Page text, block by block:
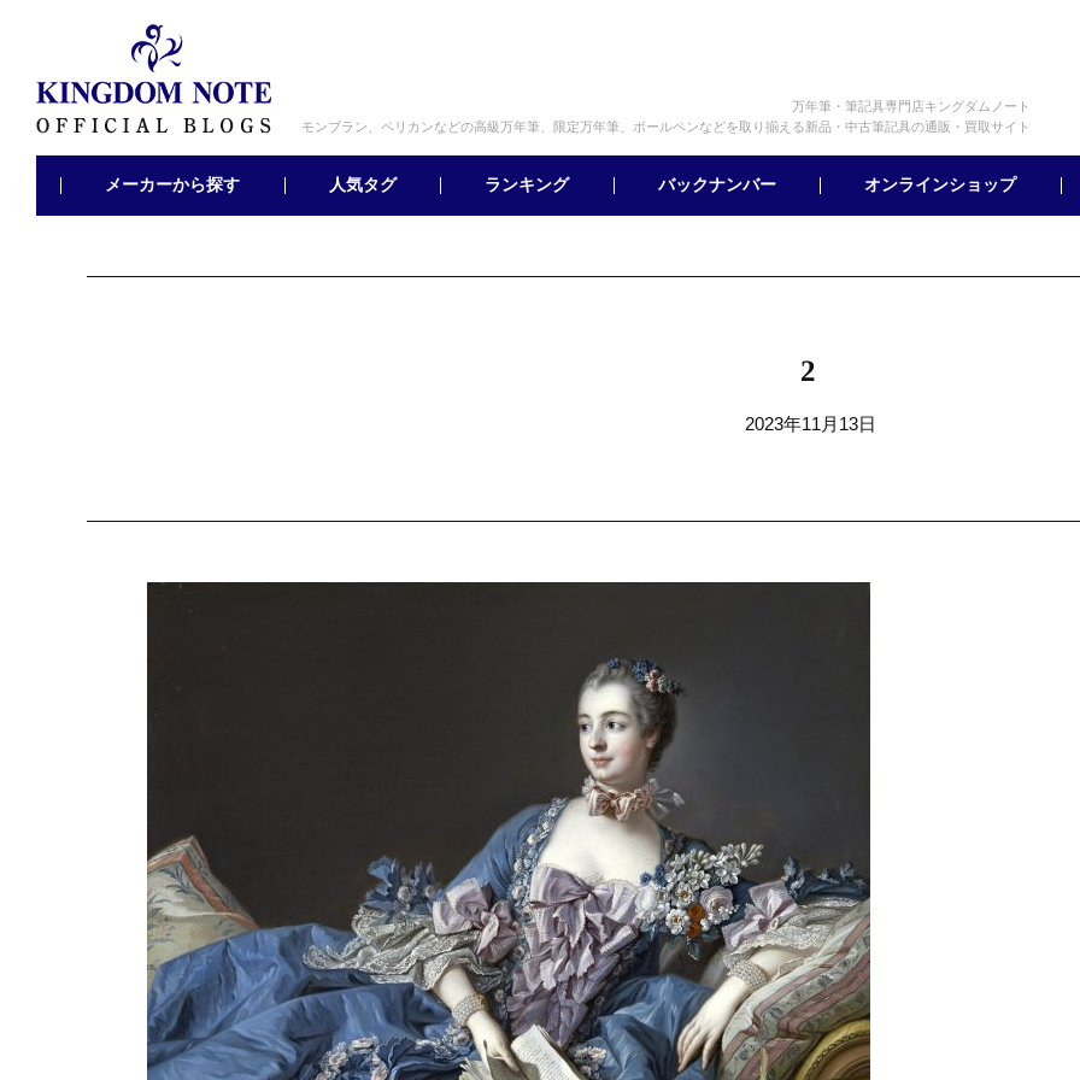
万年筆・筆記具専門店キングダムノート
モンブラン、ペリカンなどの高級万年筆、限定万年筆、ボールペンなどを取り揃える新品・中古筆記具の通販・買取サイト
メーカーから探す 人気タグ ランキング バックナンバー オンラインショップ
2
2023年11月13日